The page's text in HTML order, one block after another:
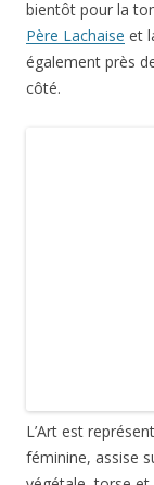
3 réponses